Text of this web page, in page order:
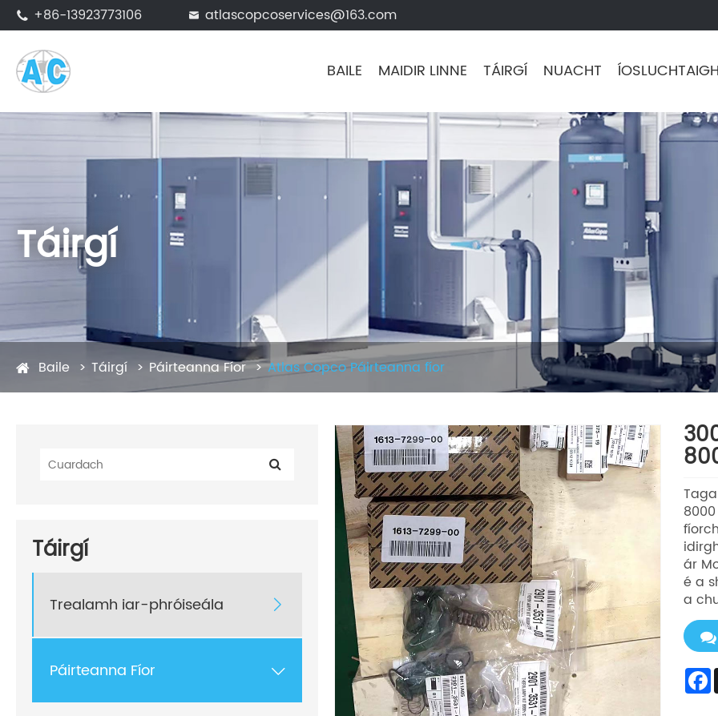
 +86-13923773106  atlascopcoservices@163.com
BAILE MAIDIR LINNE TÁIRGÍ NUACHT ÍOSLUCHTAIGH
Táirgí
Baile Táirgí Páirteanna Fíor Atlas Copco Páirteanna fíor
Táirgí
Trealamh iar-phróiseála 
Páirteanna Fíor 
ár
é a
a